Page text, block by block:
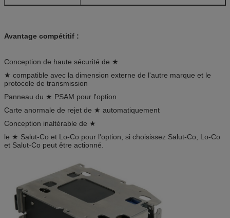
Avantage compétitif :
Conception de haute sécurité de ★
★ compatible avec la dimension externe de l'autre marque et le
protocole de transmission
Panneau du ★ PSAM pour l'option
Carte anormale de rejet de ★ automatiquement
Conception inaltérable de ★
le ★ Salut-Co et Lo-Co pour l'option, si choisissez Salut-Co, Lo-Co
et Salut-Co peut être actionné.